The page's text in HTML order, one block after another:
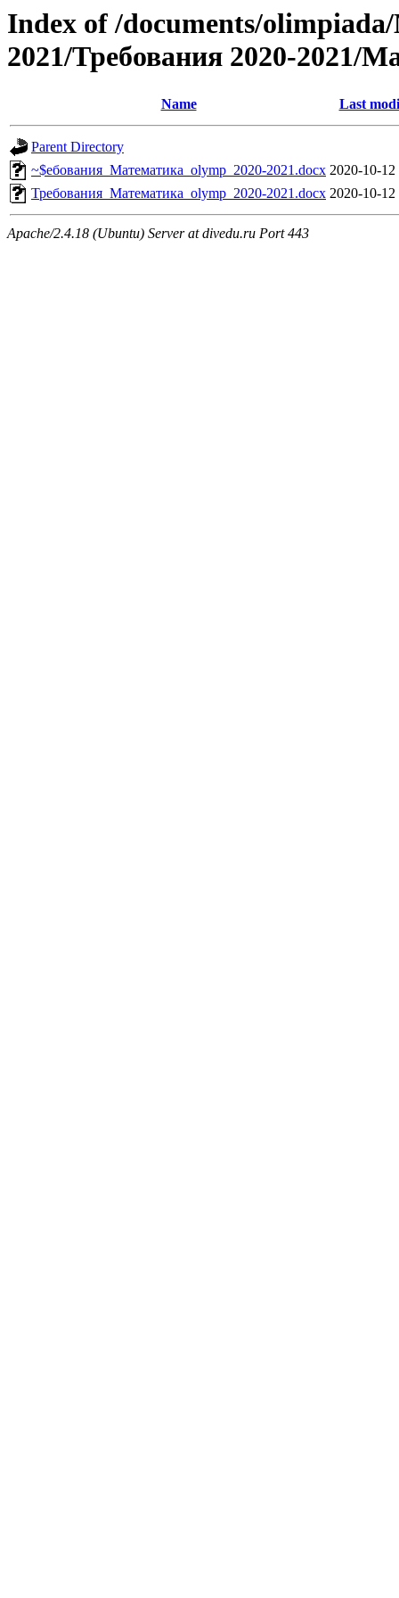
Index of /documents/
2021/Требования 2020-2021/
Name Last
Parent Directory
~$ебования_Математика_olymp_2020-2021.docx 2020-10-12
Требования_Математика_olymp_2020-2021.docx 2020-10-12
Apache/2.4.18 (Ubuntu) Server at divedu.ru Port 443